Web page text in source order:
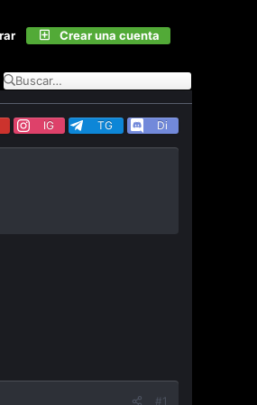
Crear una cuenta
IG TG Di
#1